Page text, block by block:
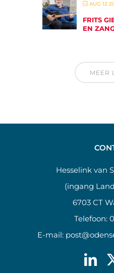
AUG 12
FRITS
EN
MEER
Hesselink van
(ingang
6703 CT
Telefoon:
E-mail: